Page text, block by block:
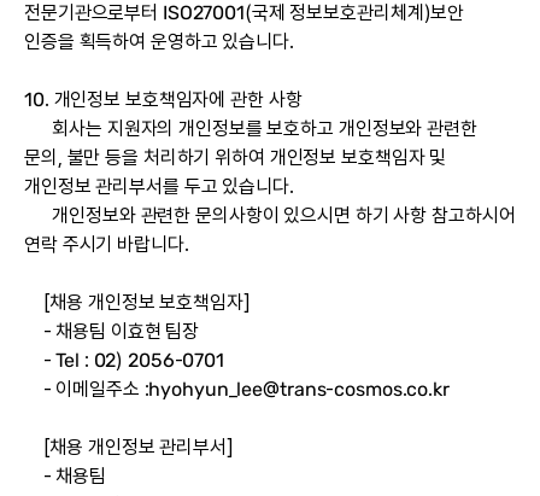
전문기관으로부터 ISO27001(국제 정보보호관리체계)보안
인증을 획득하여 운영하고 있습니다.
10. 개인정보 보호책임자에 관한 사항
회사는 지원자의 개인정보를 보호하고 개인정보와 관련한
문의, 불만 등을 처리하기 위하여 개인정보 보호책임자 및
개인정보 관리부서를 두고 있습니다.
개인정보와 관련한 문의사항이 있으시면 하기 사항 참고하시어
연락 주시기 바랍니다.
[채용 개인정보 보호책임자]
- 채용팀 이효현 팀장
- Tel : 02) 2056-0701
- 이메일주소 :hyohyun_lee@trans-cosmos.co.kr
[채용 개인정보 관리부서]
- 채용팀